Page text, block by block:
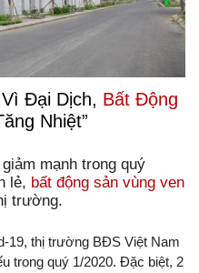
Đại Dịch, Bất Động
Nhiệt”
mạnh trong quý
lẻ, bất động sản vùng ven
trường.
19, thị trường BĐS Việt Nam
trong quý 1/2020. Đặc biệt, 2